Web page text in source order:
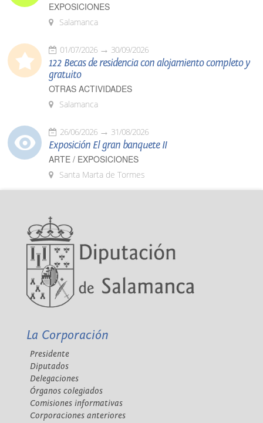
EXPOSICIONES
Salamanca
01/07/2026 30/09/2026
122 Becas de residencia con alojamiento completo y
gratuito
OTRAS ACTIVIDADES
Salamanca
26/06/2026 31/08/2026
Exposición El gran banquete II
ARTE / EXPOSICIONES
Santa Marta de Tormes
La Corporación
Presidente
Diputados
Delegaciones
Órganos colegiados
Comisiones informativas
Corporaciones anteriores